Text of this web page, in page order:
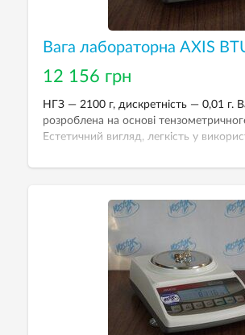
Вага лабораторна AXIS
12 156 грн
НГЗ — 2100 г, дискретність — 0,01 г.
розроблена на основі
Естетичний вигляд, легкість у